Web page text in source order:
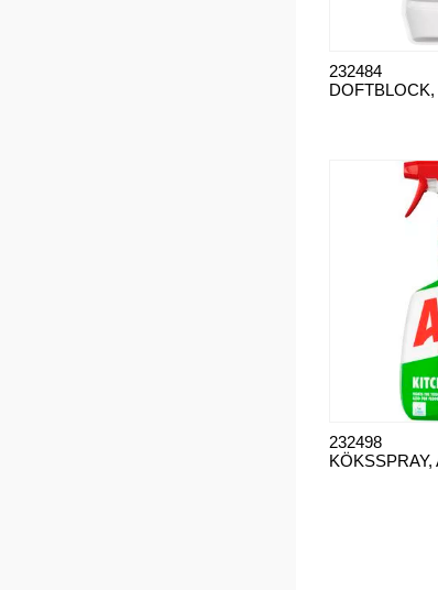
232484
232498